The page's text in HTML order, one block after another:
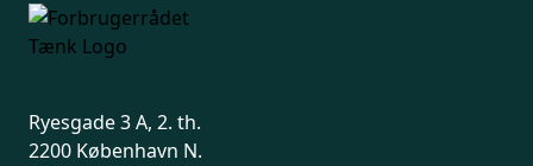
Ryesgade 3 A, 2. th.
2200 København N.